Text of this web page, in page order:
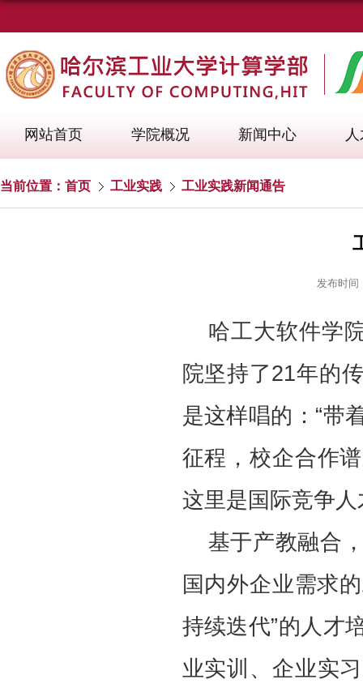
网站首页 学院概况 新闻中心
当前位置： 首页 工业实践 工业实践新闻通告
发布时间
哈工大软件学
院坚持了21年的
是这样唱的：“带
征程，校企合作
这里是国际竞争
基于产教融合
国内外企业需求
持续迭代”的人才
业实训、企业实